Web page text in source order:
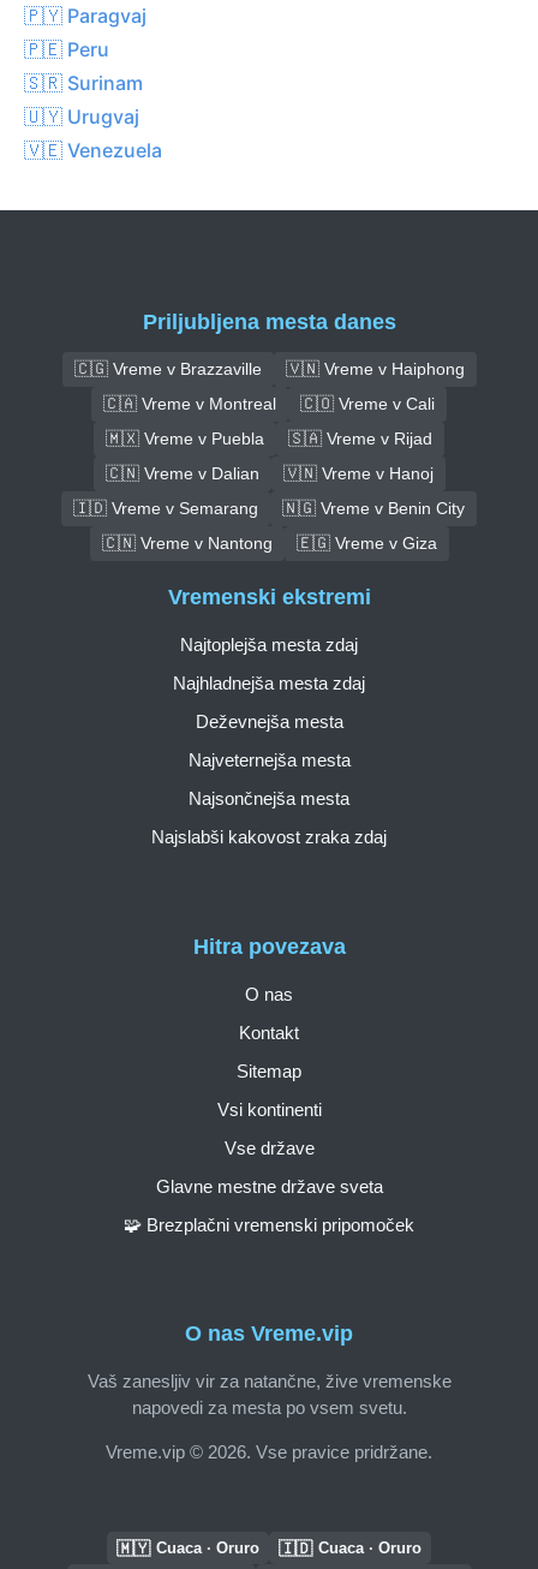
🇵🇾 Paragvaj
🇵🇪 Peru
🇸🇷 Surinam
🇺🇾 Urugvaj
🇻🇪 Venezuela
Priljubljena mesta danes
🇨🇬 Vreme v Brazzaville
🇻🇳 Vreme v Haiphong
🇨🇦 Vreme v Montreal
🇨🇴 Vreme v Cali
🇲🇽 Vreme v Puebla
🇸🇦 Vreme v Rijad
🇨🇳 Vreme v Dalian
🇻🇳 Vreme v Hanoj
🇮🇩 Vreme v Semarang
🇳🇬 Vreme v Benin City
🇨🇳 Vreme v Nantong
🇪🇬 Vreme v Giza
O nas Vreme.vip
Vaš zanesljiv vir za natančne, žive vremenske
napovedi za mesta po vsem svetu.
Vreme.vip © 2026. Vse pravice pridržane.
Hitra povezava
O nas
Kontakt
Sitemap
Vsi kontinenti
Vse države
Glavne mestne države sveta
🧩 Brezplačni vremenski pripomoček
Vremenski ekstremi
Najtoplejša mesta zdaj
Najhladnejša mesta zdaj
Deževnejša mesta
Najveternejša mesta
Najsončnejša mesta
Najslabši kakovost zraka zdaj
🇲🇾 Cuaca · Oruro 🇮🇩 Cuaca · Oruro